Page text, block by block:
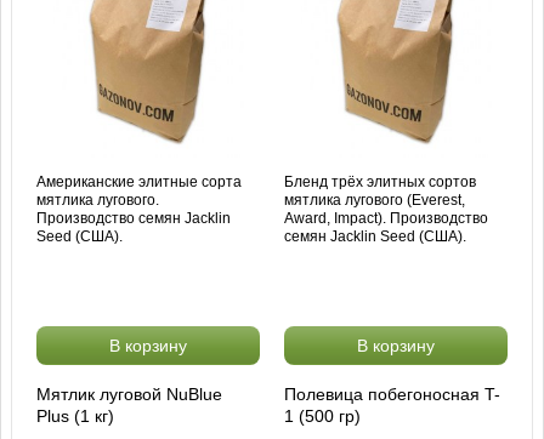
Американские элитные сорта
мятлика лугового.
Производство семян Jacklin
Seed (США).
В корзину
Бленд трёх элитных сортов
мятлика лугового (Everest,
Award, Impact). Производство
семян Jacklin Seed (США).
В корзину
Мятлик луговой NuBlue
Plus (1 кг)
Полевица побегоносная T-
1 (500 гр)